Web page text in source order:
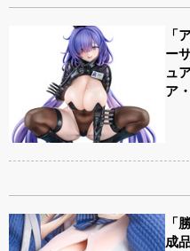
「
ー
ュ
ア
「
成